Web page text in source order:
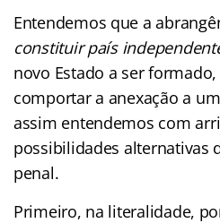
Entendemos que a
constituir país
novo Estado a ser
comportar a anexação a
assim entendemos com
possibilidades alternativas
penal.
Primeiro, na literalidade,